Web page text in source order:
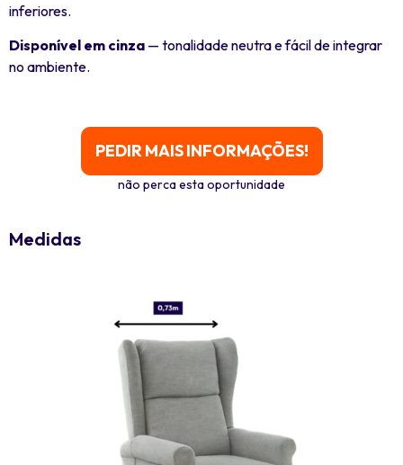
inferiores.
Disponível em cinza — tonalidade neutra e fácil de integrar
no ambiente.
PEDIR MAIS INFORMAÇÕES!
não perca esta oportunidade
Medidas